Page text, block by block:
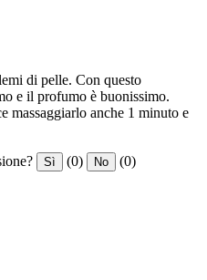
di pelle. Con questo
e il profumo è buonissimo.
massaggiarlo anche 1 minuto e
Sì (0) No (0)